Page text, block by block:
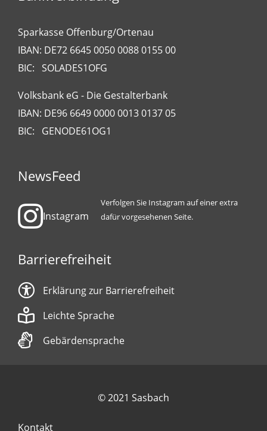
Sparkasse Offenburg/Ortenau
IBAN: DE72 6645 0050 0088 0155 00
BIC: SOLADES1OFG
Volksbank eG - Die Gestalterbank
IBAN: DE96 6649 0000 0013 0137 05
BIC: GENODE61OG1
NewsFeed
Instagram
Verfolgen Sie Instagram auf einer extra
dafür vorgesehenen Seite.
Barrierefreiheit
Erklärung zur Barrierefreiheit
Leichte Sprache
Gebärdensprache
© 2021 Sasbach
Kontakt